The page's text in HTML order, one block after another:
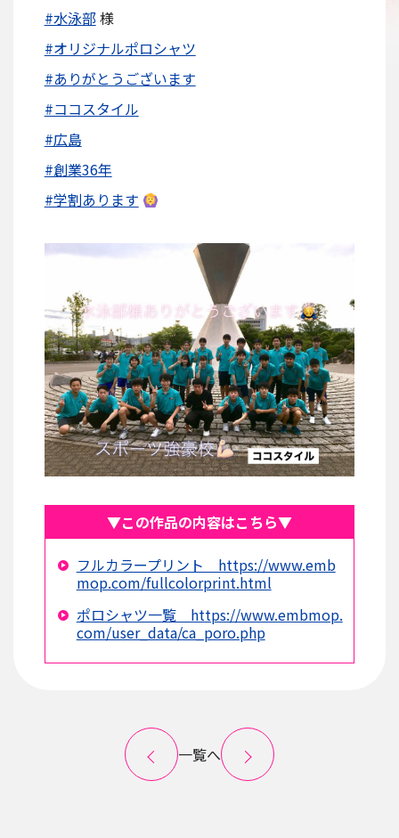
#水泳部様
#オリジナルポロシャツ
#ありがとうございます
#ココスタイル
#広島
#創業36年
#学割あります
▼この作品の内容はこちら▼
フルカラープリント https://www.emb
mop.com/fullcolorprint.html
ポロシャツ一覧 https://www.embmop.
com/user_data/ca_poro.php
一覧へ